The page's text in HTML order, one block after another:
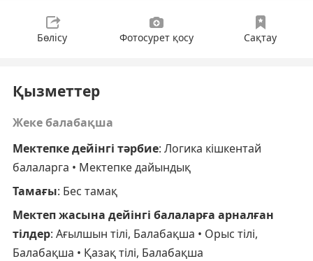
Бөлісу Фотосурет қосу Сақтау
Қызметтер
Жеке балабақша
Мектепке дейінгі тәрбие: Логика кішкентай
балаларга • Мектепке дайындық
Тамағы: Бес тамақ
Мектеп жасына дейінгі балаларға арналған
тілдер: Ағылшын тілі, Балабақша • Орыс тілі,
Балабақша • Қазақ тілі, Балабақша